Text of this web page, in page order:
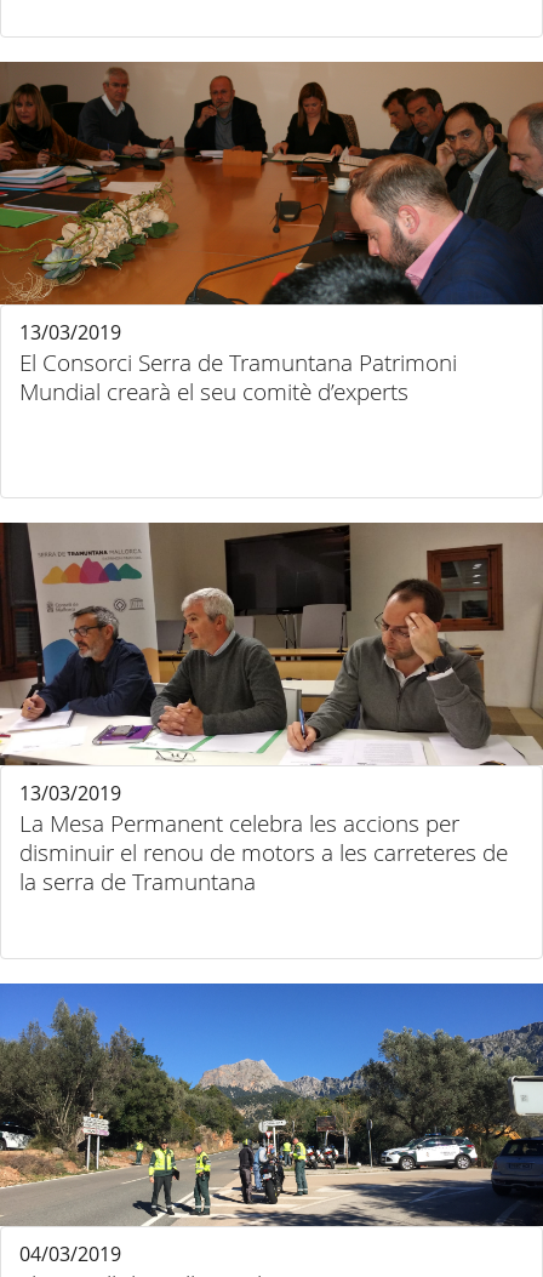
El Consorci Serra de Tramuntana Patrimoni
Mundial crearà el seu comitè d’experts
13/03/2019
La Mesa Permanent celebra les accions per
disminuir el renou de motors a les carreteres de
la serra de Tramuntana
13/03/2019
04/03/2019